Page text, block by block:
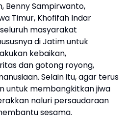
Benny Sampirwanto,
Timur, Khofifah Indar
masyarakat
di Jatim untuk
kebaikan,
dan gotong royong,
Selain itu, agar terus
untuk membangkitkan jiwa
naluri persaudaraan
sesama.